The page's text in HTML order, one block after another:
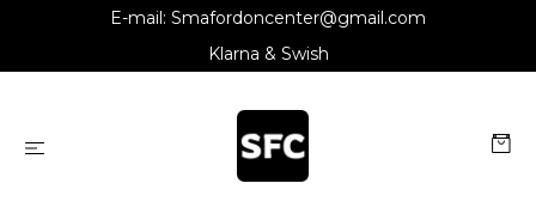
E-mail: Smafordoncenter@gmail.com
Klarna & Swish